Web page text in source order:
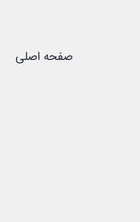
صفحه اصلی